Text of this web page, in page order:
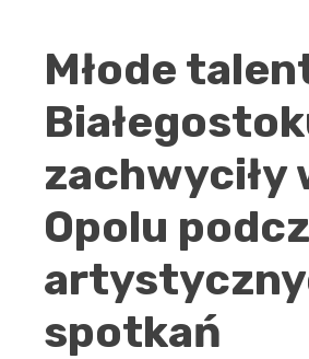
Młode
zachwyciły
Opolu
spotkań